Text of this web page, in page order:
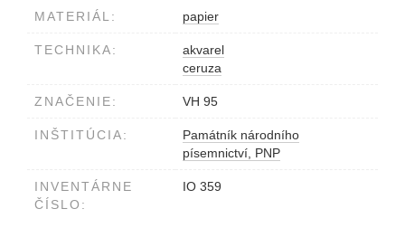
MATERIÁL: papier
TECHNIKA:
akvarel
ceruza
ZNAČENIE: VH 95
INŠTITÚCIA:
Památník národního
písemnictví, PNP
INVENTÁRNE
ČÍSLO:
IO 359